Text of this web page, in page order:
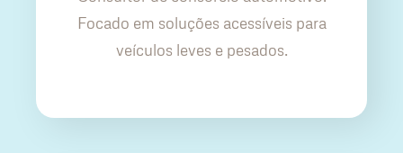
Focado em soluções acessíveis para
veículos leves e pesados.